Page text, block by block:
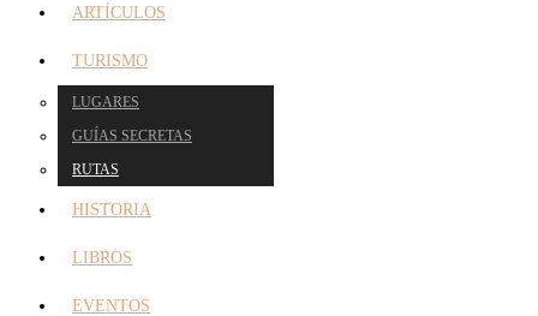
ARTÍCULOS
TURISMO
LUGARES
GUÍAS SECRETAS
RUTAS
HISTORIA
LIBROS
EVENTOS